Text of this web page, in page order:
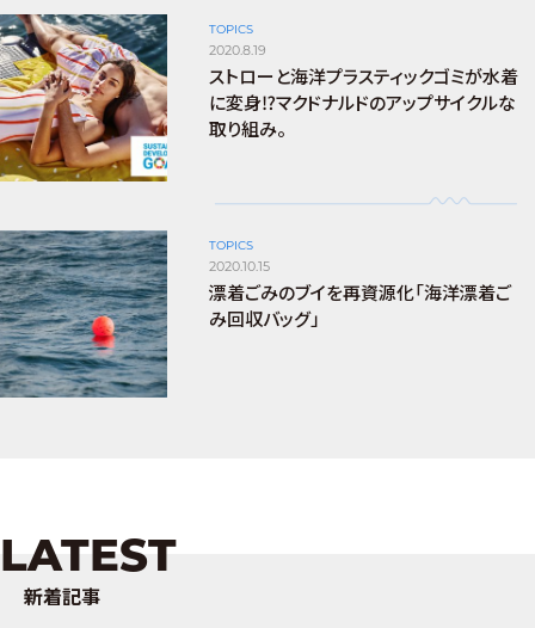
TOPICS
2020.8.19
ストローと海洋プラスティックゴミが水着
に変身⁉︎マクドナルドのアップサイクルな
取り組み。
TOPICS
2020.10.15
漂着ごみのブイを再資源化「海洋漂着ご
み回収バッグ」
LATEST
新着記事